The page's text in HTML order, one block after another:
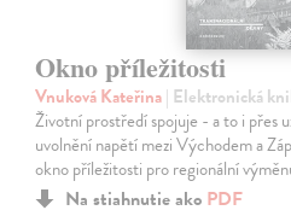
Okno příležitosti
Vnuková Kateřina| Elektronická
Životní prostředí spojuje - a to i přes
uvolnění napětí mezi Východem a
okno příležitosti pro regionální
Na stiahnutie ako PDF